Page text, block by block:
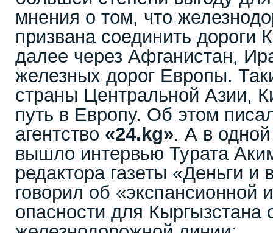
мнения о том, что
призвана соединить дороги
далее через Афганистан,
железных дорог Европы.
страны Центральной Азии,
путь в Европу. Об этом
агентство «24.kg». А в одной
вышло интервью Турата
редактора газеты «Деньги и
говорил об «экспансионной
опасности для Кыргызстана